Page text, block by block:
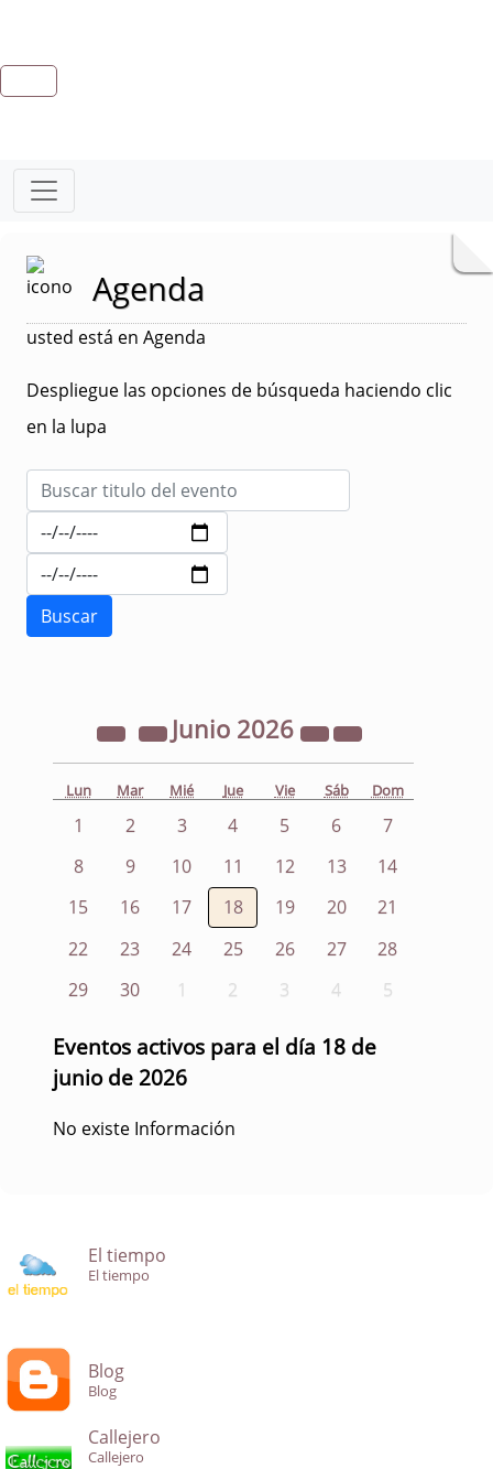
Agenda
usted está en Agenda
Despliegue las opciones de búsqueda haciendo clic
en la lupa
Junio 2026
Lun Mar Mié Jue Vie Sáb Dom
1 2 3 4 5 6
7
8
9 10 11 12 13
14
15
16 17 18 19 20
21
22
23 24 25 26 27
28
29
30 1 2 3 4 5
Eventos activos para el día 18 de
junio de 2026
No existe Información
El tiempo
El tiempo
Blog
Blog
Callejero
Callejero